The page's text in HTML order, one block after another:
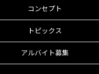
コンセプト
トピックス
アルバイト募集